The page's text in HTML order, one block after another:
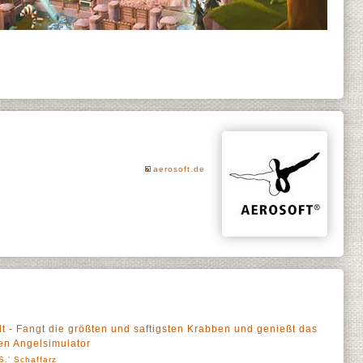
aerosoft.de
- Fangt die größten und saftigsten Krabben und genießt das
Angelsimulator
Schaffarz